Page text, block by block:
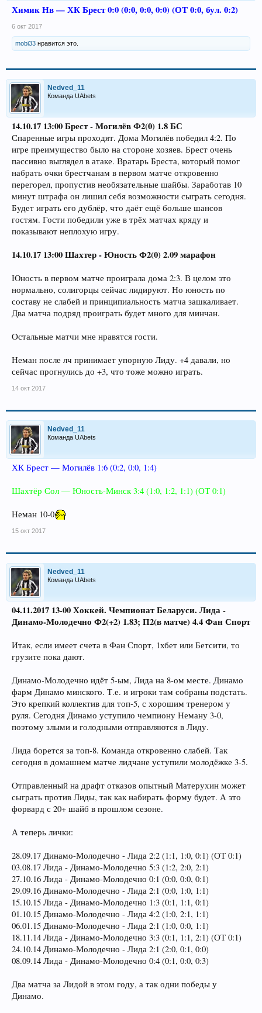
Химик Нв — ХК Брест 0:0 (0:0, 0:0, 0:0) (ОТ 0:0, бул. 0:2)
6 окт 2017
mobi33 нравится это.
Nedved_11
Команда UAbets
14.10.17 13:00 Брест - Могилёв Ф2(0) 1.8 БС
Спаренные игры проходят. Дома Могилёв победил 4:2. По
игре преимущество было на стороне хозяев. Брест очень
пассивно выглядел в атаке. Вратарь Бреста, который помог
набрать очки брестчанам в первом матче откровенно
перегорел, пропустив необязательные шайбы. Заработав 10
минут штрафа он лишил себя возможности сыграть сегодня.
Будет играть его дублёр, что даёт ещё больше шансов
гостям. Гости победили уже в трёх матчах кряду и
показывают неплохую игру.
14.10.17 13:00 Шахтер - Юность Ф2(0) 2.09 марафон
Юность в первом матче проиграла дома 2:3. В целом это
нормально, солигорцы сейчас лидируют. Но юность по
составу не слабей и принципиальность матча зашкаливает.
Два матча подряд проиграть будет много для минчан.
Остальные матчи мне нравятся гости.
Неман после лч принимает упорную Лиду. +4 давали, но
сейчас прогнулись до +3, что тоже можно играть.
14 окт 2017
Nedved_11
Команда UAbets
ХК Брест — Могилёв 1:6 (0:2, 0:0, 1:4)
Шахтёр Сол — Юность-Минск 3:4 (1:0, 1:2, 1:1) (ОТ 0:1)
Неман 10-0
15 окт 2017
Nedved_11
Команда UAbets
04.11.2017 13-00 Хоккей. Чемпионат Беларуси. Лида -
Динамо-Молодечно Ф2(+2) 1.83; П2(в матче) 4.4 Фан Спорт
Итак, если имеет счета в Фан Спорт, 1хбет или Бетсити, то
грузите пока дают.
Динамо-Молодечно идёт 5-ым, Лида на 8-ом месте. Динамо
фарм Динамо минского. Т.е. и игроки там собраны подстать.
Это крепкий коллектив для топ-5, с хорошим тренером у
руля. Сегодня Динамо уступило чемпиону Неману 3-0,
поэтому злыми и голодными отправляются в Лиду.
Лида борется за топ-8. Команда откровенно слабей. Так
сегодня в домашнем матче лидчане уступили молодёжке 3-5.
Отправленный на драфт отказов опытный Матерухин может
сыграть против Лиды, так как набирать форму будет. А это
форвард с 20+ шайб в прошлом сезоне.
А теперь лички:
28.09.17 Динамо-Молодечно - Лида 2:2 (1:1, 1:0, 0:1) (ОТ 0:1)
03.08.17 Лида - Динамо-Молодечно 5:3 (1:2, 2:0, 2:1)
27.10.16 Лида - Динамо-Молодечно 0:1 (0:0, 0:0, 0:1)
29.09.16 Динамо-Молодечно - Лида 2:1 (0:0, 1:0, 1:1)
15.10.15 Лида - Динамо-Молодечно 1:3 (0:1, 1:1, 0:1)
01.10.15 Динамо-Молодечно - Лида 4:2 (1:0, 2:1, 1:1)
06.01.15 Динамо-Молодечно - Лида 2:1 (1:0, 0:0, 1:1)
18.11.14 Лида - Динамо-Молодечно 3:3 (0:1, 1:1, 2:1) (ОТ 0:1)
24.10.14 Динамо-Молодечно - Лида 2:1 (2:0, 0:1, 0:0)
08.09.14 Лида - Динамо-Молодечно 0:4 (0:1, 0:0, 0:3)
Два матча за Лидой в этом году, а так одни победы у
Динамо.